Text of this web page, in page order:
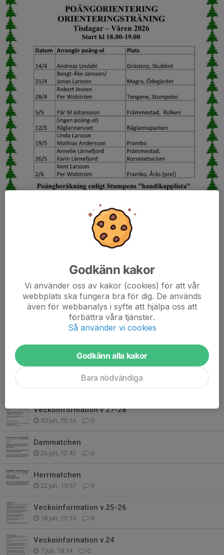
Tidigare nyheter
Veckoinformation v.32
0
Veckoinformation v 27-28
30 jun, 20:16 0
Dammatchen
26 jun, 12:42 0
Herrmatchen
22 jun, 19:57 0
Veckoinformation v.25-26
18 jun, 13:15 0
Veckoinformation v.24
7 jun, 18:14 0
Godkänn kakor
Vi använder oss av kakor (cookies) för att vår
webbplats ska fungera bra för dig. De används
även för webbanalys i syfte att hjälpa oss att
förbättra våra tjänster.
Så använder vi cookies
Godkänn alla kakor
Bara nödvändiga